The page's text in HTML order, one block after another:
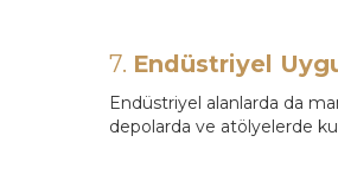
7. Endüstriyel
Endüstriyel alanlarda da
depolarda ve atölyelerde